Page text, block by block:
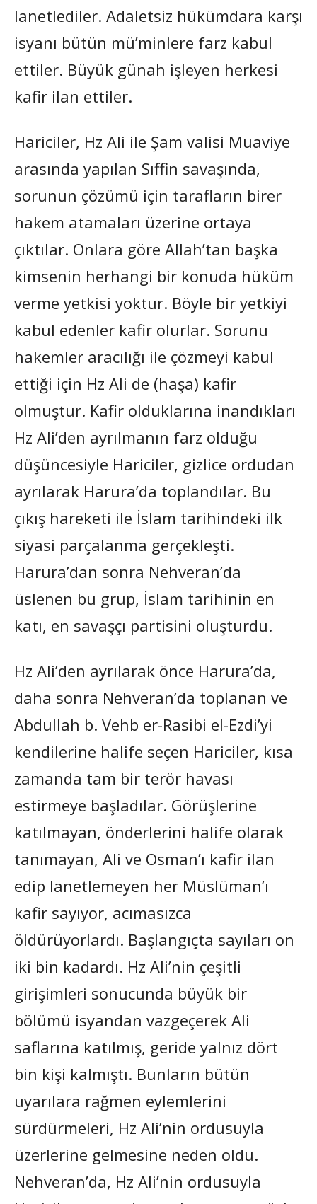
lanetlediler. Adaletsiz hükümdara karşı
isyanı bütün mü’minlere farz kabul
ettiler. Büyük günah işleyen herkesi
kafir ilan ettiler.
Hariciler, Hz Ali ile Şam valisi Muaviye
arasında yapılan Sıffin savaşında,
sorunun çözümü için tarafların birer
hakem atamaları üzerine ortaya
çıktılar. Onlara göre Allah’tan başka
kimsenin herhangi bir konuda hüküm
verme yetkisi yoktur. Böyle bir yetkiyi
kabul edenler kafir olurlar. Sorunu
hakemler aracılığı ile çözmeyi kabul
ettiği için Hz Ali de (haşa) kafir
olmuştur. Kafir olduklarına inandıkları
Hz Ali’den ayrılmanın farz olduğu
düşüncesiyle Hariciler, gizlice ordudan
ayrılarak Harura’da toplandılar. Bu
çıkış hareketi ile İslam tarihindeki ilk
siyasi parçalanma gerçekleşti.
Harura’dan sonra Nehveran’da
üslenen bu grup, İslam tarihinin en
katı, en savaşçı partisini oluşturdu.
Hz Ali’den ayrılarak önce Harura’da,
daha sonra Nehveran’da toplanan ve
Abdullah b. Vehb er-Rasibi el-Ezdi’yi
kendilerine halife seçen Hariciler, kısa
zamanda tam bir terör havası
estirmeye başladılar. Görüşlerine
katılmayan, önderlerini halife olarak
tanımayan, Ali ve Osman’ı kafir ilan
edip lanetlemeyen her Müslüman’ı
kafir sayıyor, acımasızca
öldürüyorlardı. Başlangıçta sayıları on
iki bin kadardı. Hz Ali’nin çeşitli
girişimleri sonucunda büyük bir
bölümü isyandan vazgeçerek Ali
saflarına katılmış, geride yalnız dört
bin kişi kalmıştı. Bunların bütün
uyarılara rağmen eylemlerini
sürdürmeleri, Hz Ali’nin ordusuyla
üzerlerine gelmesine neden oldu.
Nehveran’da, Hz Ali’nin ordusuyla